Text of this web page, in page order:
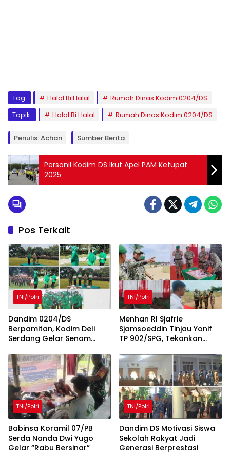
Tag: Halal Bi Halal
Rumah Dinas Kodim 0204/DS
Topik:
Halal Bi Halal Rumah Dinas Kodim 0204/DS
Penulis: Achan Sumber Berita
Personil Kodim DS Ikut Apel PAM Ketupat
2025
Pos Terkait
TNI/Polri
Dandim 0204/DS
Berpamitan, Kodim Deli
Serdang Gelar Senam
Penuh Kebersamaan
TNI/Polri
Menhan RI Sjafrie
Sjamsoeddin Tinjau Yonif
TP 902/SPG, Tekankan
Pangkalan dan
Pengabdian Prajurit
kepada Rakyat
TNI/Polri
Babinsa Koramil 07/PB
Serda Nanda Dwi Yugo
Gelar “Rabu Bersinar”
TNI/Polri
Dandim DS Motivasi Siswa
Sekolah Rakyat Jadi
Generasi Berprestasi